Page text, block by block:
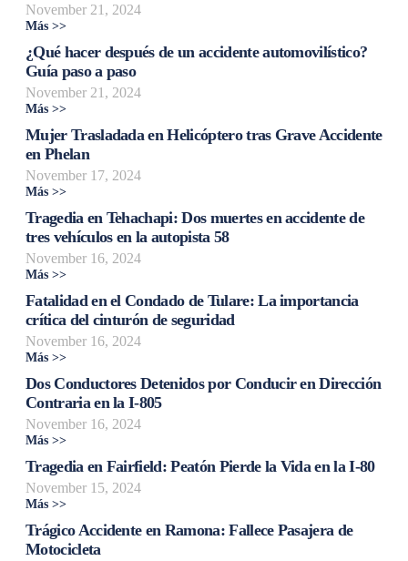
November 21, 2024
Más >>
¿Qué hacer después de un accidente automovilístico?
Guía paso a paso
November 21, 2024
Más >>
Mujer Trasladada en Helicóptero tras Grave Accidente
en Phelan
November 17, 2024
Más >>
Tragedia en Tehachapi: Dos muertes en accidente de
tres vehículos en la autopista 58
November 16, 2024
Más >>
Fatalidad en el Condado de Tulare: La importancia
crítica del cinturón de seguridad
November 16, 2024
Más >>
Dos Conductores Detenidos por Conducir en Dirección
Contraria en la I-805
November 16, 2024
Más >>
Tragedia en Fairfield: Peatón Pierde la Vida en la I-80
November 15, 2024
Más >>
Trágico Accidente en Ramona: Fallece Pasajera de
Motocicleta